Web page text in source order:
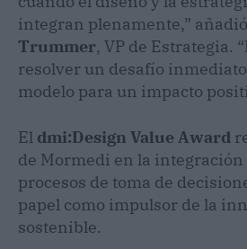
integran plenamente,” añadió
Trummer, VP de Estrategia.
resolver un desafío
modelo para un impacto
El dmi:Design Value Award
de Mormedi en la integración
procesos de toma de
papel como impulsor de la
sostenible.